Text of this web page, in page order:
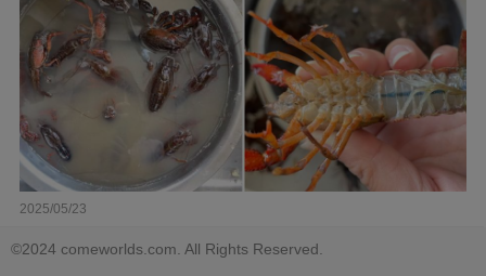
2025/05/23
©2024 comeworlds.com. All Rights Reserved.